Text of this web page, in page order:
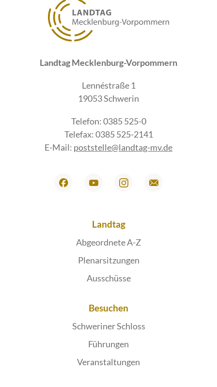
Landtag Mecklenburg-Vorpommern
Lennéstraße 1
19053 Schwerin
Telefon: 0385 525-0
Telefax: 0385 525-2141
E-Mail: poststelle@landtag-mv.de
Landtag
Abgeordnete A-Z
Plenarsitzungen
Ausschüsse
Besuchen
Schweriner Schloss
Führungen
Veranstaltungen